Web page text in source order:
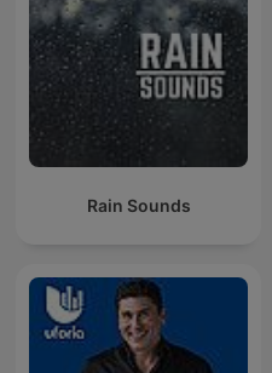
Rain Sounds